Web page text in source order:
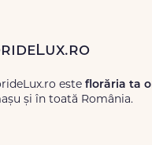
este florăria ta
și în toată România.